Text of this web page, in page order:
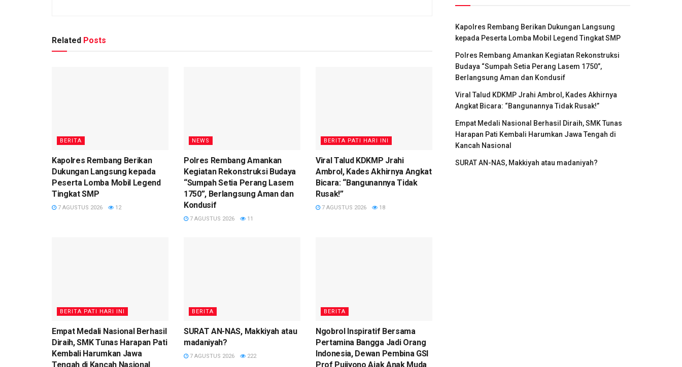
Related Posts
BERITA
Kapolres Rembang Berikan
Dukungan Langsung kepada
Peserta Lomba Mobil Legend
Tingkat SMP
7 AGUSTUS 2026 12
NEWS
Polres Rembang Amankan
Kegiatan Rekonstruksi Budaya
“Sumpah Setia Perang Lasem
1750”, Berlangsung Aman dan
Kondusif
7 AGUSTUS 2026 11
BERITA PATI HARI INI
Viral Talud KDKMP Jrahi
Ambrol, Kades Akhirnya Angkat
Bicara: “Bangunannya Tidak
Rusak!”
7 AGUSTUS 2026 18
BERITA PATI HARI INI
Empat Medali Nasional Berhasil
Diraih, SMK Tunas Harapan Pati
Kembali Harumkan Jawa
Tengah di Kancah Nasional
BERITA
SURAT AN-NAS, Makkiyah atau
madaniyah?
7 AGUSTUS 2026 222
BERITA
Ngobrol Inspiratif Bersama
Pertamina Bangga Jadi Orang
Indonesia, Dewan Pembina GSI
Prof Pujiyono Ajak Anak Muda
Kapolres Rembang Berikan Dukungan Langsung
kepada Peserta Lomba Mobil Legend Tingkat SMP
Polres Rembang Amankan Kegiatan Rekonstruksi
Budaya “Sumpah Setia Perang Lasem 1750”,
Berlangsung Aman dan Kondusif
Viral Talud KDKMP Jrahi Ambrol, Kades Akhirnya
Angkat Bicara: “Bangunannya Tidak Rusak!”
Empat Medali Nasional Berhasil Diraih, SMK Tunas
Harapan Pati Kembali Harumkan Jawa Tengah di
Kancah Nasional
SURAT AN-NAS, Makkiyah atau madaniyah?